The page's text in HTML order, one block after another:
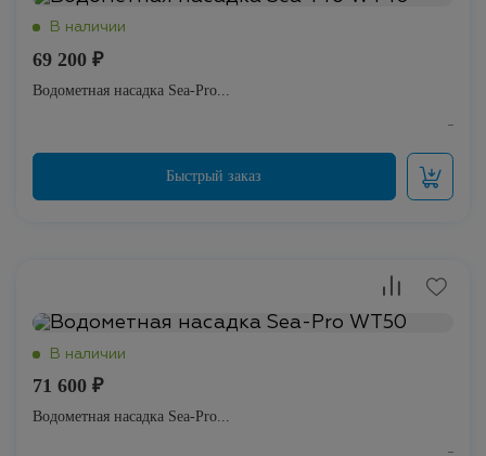
69 200 ₽
Водометная насадка Sea-Pro...
71 600 ₽
Водометная насадка Sea-Pro...